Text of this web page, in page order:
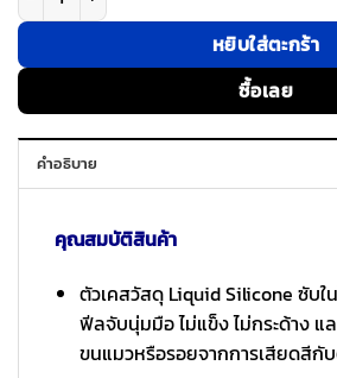
หยิบใส่ตะกร้า
ซื้อเลย
คำอธิบาย
คุณสมบัติสินค้า
ตัวเคสวัสดุ Liquid Silicone ซับใน
ฟีลจับนุ่มมือ ไม่แข็ง ไม่กระด้าง แ
ขนแมวหรือรอยจากการเสียดสีกั